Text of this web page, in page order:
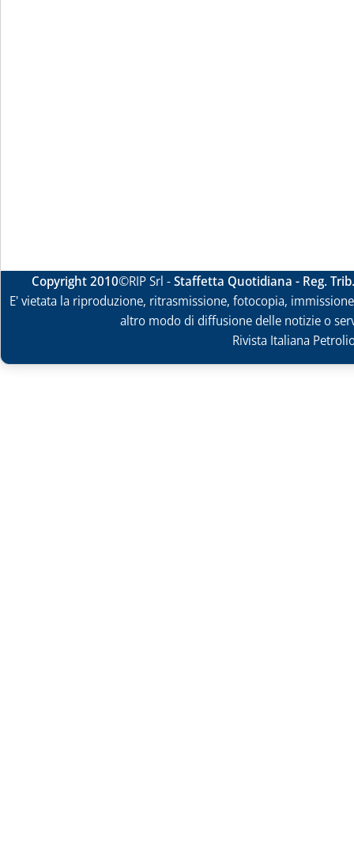
Copyright 2010©RIP Srl -Staffetta Quotidiana - Reg.
E' vietata la riproduzione, ritrasmissione, fotocopia,
altro modo di diffusione delle notizie o
Rivista Italiana